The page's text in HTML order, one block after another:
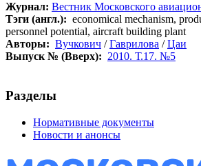
Журнал: Вестник Московского
Тэги (англ.): economical mechanism,
personnel potential, aircraft building plant
Авторы: Вучкович /Гаврилова /Цаи
Выпуск № (Вверх): 2010. Т.17. №5
Разделы
Нормативные документы
Новости и анонсы